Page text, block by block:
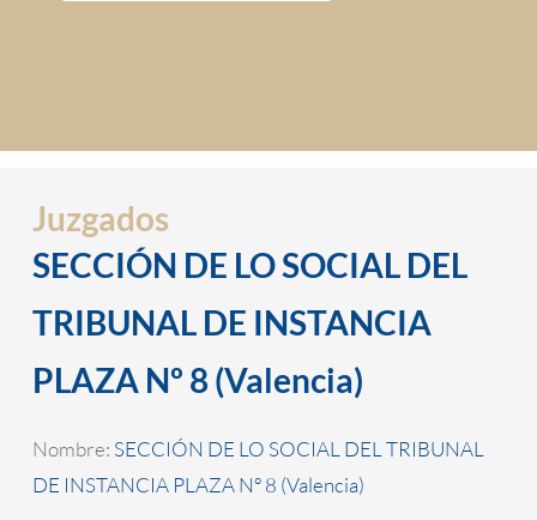
Juzgados
SECCIÓN DE LO SOCIAL DEL
TRIBUNAL DE INSTANCIA
PLAZA Nº 8 (Valencia)
Nombre: SECCIÓN DE LO SOCIAL DEL TRIBUNAL
DE INSTANCIA PLAZA Nº 8 (Valencia)